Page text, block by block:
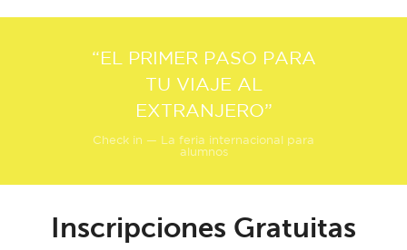
“EL PRIMER PASO PARA
TU VIAJE AL
EXTRANJERO”
Check in — La feria internacional para
alumnos
Inscripciones Gratuitas